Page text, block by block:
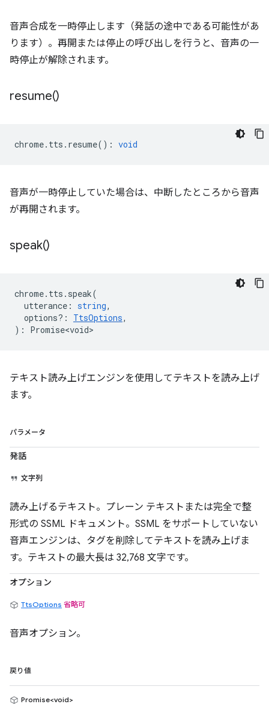
音声合成を一時停止します（発話の途中である可能性があ
ります）。再開または停止の呼び出しを行うと、音声の一
時停止が解除されます。
resume()
chrome. tts . resume() : void
音声が一時停止していた場合は、中断したところから音声
が再開されます。
speak()
chrome. tts . speak(
utterance : string,
options? : TtsOptions,
) : Promise<void>
テキスト読み上げエンジンを使用してテキストを読み上げ
ます。
パラメータ
発話
文字列
読み上げるテキスト。プレーン テキストまたは完全で整
形式の SSML ドキュメント。SSML をサポートしていない
音声エンジンは、タグを削除してテキストを読み上げま
す。テキストの最大長は 32,768 文字です。
オプション
TtsOptions 省略可
音声オプション。
戻り値
Promise<void>